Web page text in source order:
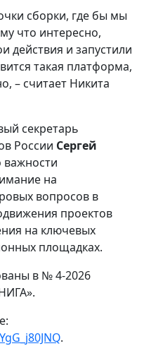
сборки, где бы мы
что интересно,
действия и запустили
такая платформа,
– считает Никита
секретарь
России Сергей
важности
на
вопросов в
проектов
на ключевых
площадках.
в № 4-2026
.